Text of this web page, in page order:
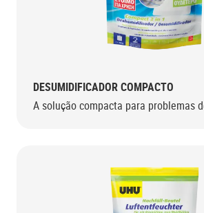
DESUMIDIFICADOR COMPACTO
A solução compacta para problemas